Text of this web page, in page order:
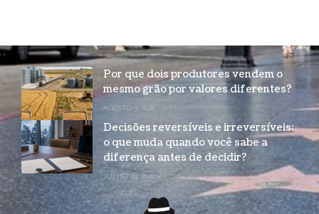
Por que dois produtores vendem o
mesmo grão por valores diferentes?
AGOSTO 5, 2026
Decisões reversíveis e irreversíveis:
o que muda quando você sabe a
diferença antes de decidir?
JULHO 24, 2026